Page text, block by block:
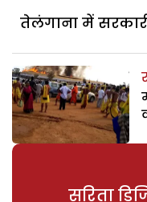
तेलंगाना में
सरिता